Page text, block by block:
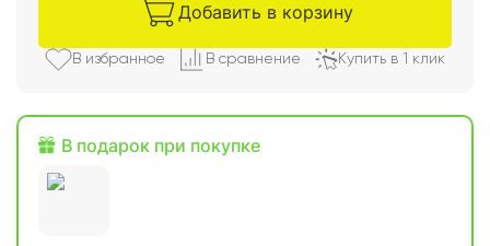
Добавить в корзину
В избранное В сравнение Купить в 1 клик
В подарок при покупке